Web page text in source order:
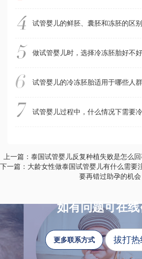
试管婴儿的鲜胚、囊胚和冻胚的区
做试管婴儿时，选择冷冻胚胎好不
试管婴儿的冷冻胚胎适用于哪些人
试管婴儿过程中，什么情况下需要
上一篇：泰国试管婴儿反复种植失败是怎么
下一篇：大龄女性做泰国试管婴儿有什么需要
要再错过助孕的机会
如有问题可在
更多联系方式 拔打